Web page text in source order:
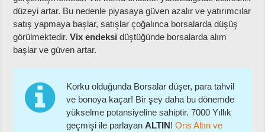
düzeyi artar. Bu nedenle piyasaya güven azalır ve yatırımcılar
satış yapmaya başlar, satışlar çoğalınca borsalarda düşüş
görülmektedir.Vix endeksi düştüğünde borsalarda alım
başlar ve güven artar.
Korku olduğunda Borsalar düşer, para tahvil
ve bonoya kaçar! Bir şey daha bu dönemde
yükselme potansiyeline sahiptir. 7000 Yıllık
geçmişi ile parlayanALTIN!Ons Altın ve